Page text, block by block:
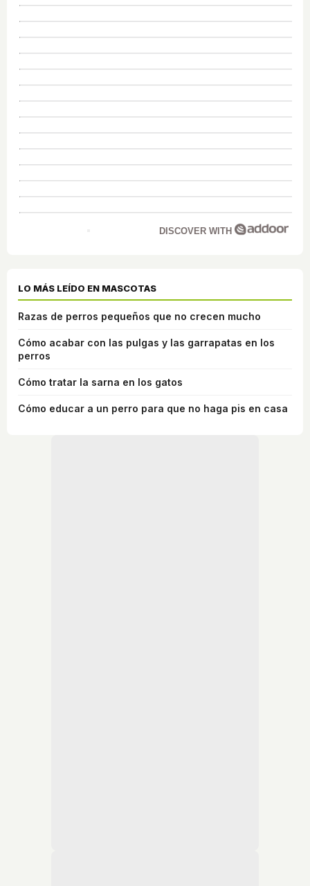
DISCOVER WITH
LO MÁS LEÍDO EN MASCOTAS
Razas de perros pequeños que no crecen mucho
Cómo acabar con las pulgas y las garrapatas en los
perros
Cómo tratar la sarna en los gatos
Cómo educar a un perro para que no haga pis en casa